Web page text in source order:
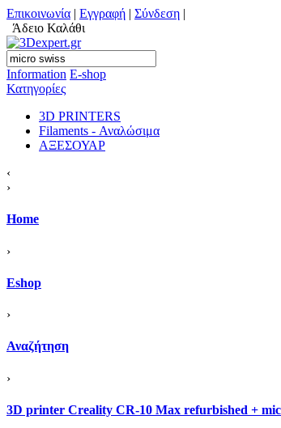
Επικοινωνία | Εγγραφή | Σύνδεση |
Άδειο Καλάθι
Information Ε-shop
Κατηγορίες
3D PRINTERS
Filaments - Αναλώσιμα
ΑΞΕΣΟΥΑΡ
‹
›
Home
›
Eshop
›
Αναζήτηση
›
3D printer Creality CR-10 Max refurbished +